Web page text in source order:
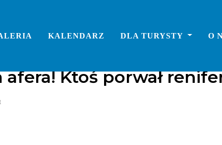
KALENDARZ DLA TURYSTY O
Ktoś porwał